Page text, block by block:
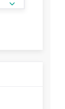
form.increase-